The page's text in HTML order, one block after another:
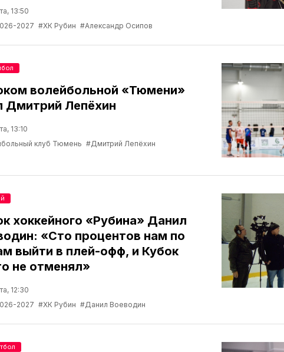
13:50
2027 #ХК Рубин #Александр Осипов
волейбольной «Тюмени»
Дмитрий Лепёхин
13:10
клуб Тюмень #Дмитрий Лепёхин
хоккейного «Рубина» Данил
«Сто процентов нам по
выйти в плей-офф, и Кубок
не отменял»
12:30
2027 #ХК Рубин #Данил Воеводин